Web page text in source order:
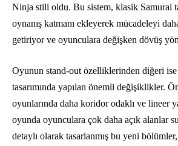
Ninja stili oldu. Bu sistem, klasik Samurai
oynanış katmanı ekleyerek mücadeleyi
getiriyor ve oyunculara değişken dövüş
Oyunun stand-out özelliklerinden diğeri ise
tasarımında yapılan önemli değişiklikler.
oyunlarında daha koridor odaklı ve lineer
oyunda oyunculara çok daha açık alanlar
detaylı olarak tasarlanmış bu yeni